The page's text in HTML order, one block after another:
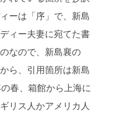
ーは「序」で、新島
ィー夫妻に宛てた書
なので、新島襄の
ら、引用箇所は新島
春、箱館から上海に
リス人かアメリカ人